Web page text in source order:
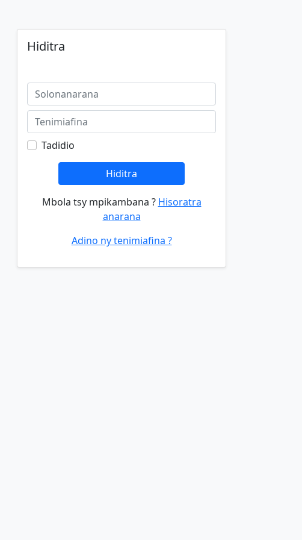
Hiditra
Tadidio
Hiditra
Mbola tsy mpikambana ? Hisoratra
anarana
Adino ny tenimiafina ?